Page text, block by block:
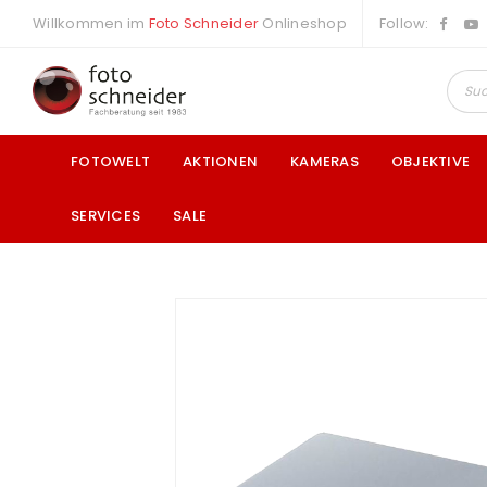
Willkommen im Foto Schneider Onlineshop Follow:
FOTOWELT AKTIONEN KAMERAS OBJEKTIVE
SERVICES SALE